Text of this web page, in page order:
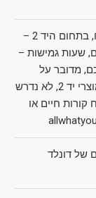
דרושים דרושות לעבודה בשירות לקוחות קל ונוח, בתחום היד 2 –
שעות גמישות –
מדובר על
מענה טלפוני ופיזי ללקוחות המעוניינים לקחת מוצרי יד 2, לא נדרש
ניתן לשלוח קורות חיים או
של דונלד